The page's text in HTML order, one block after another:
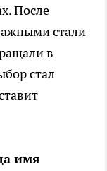
После
стали
в
стал
имя